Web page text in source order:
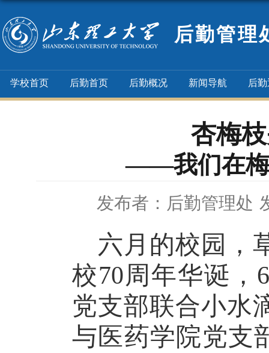
后勤管理
学校首页 后勤首页 后勤概况 新闻导航 后
杏梅
——我们在梅
发布者：后勤管理处
六月的校园，
校70周年华诞，
党支部联合小水
与医药学院党支